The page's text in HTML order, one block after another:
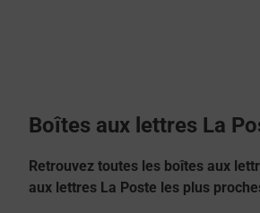
Boîtes aux lettres La
Retrouvez toutes les boîtes aux
aux lettres La Poste les plus